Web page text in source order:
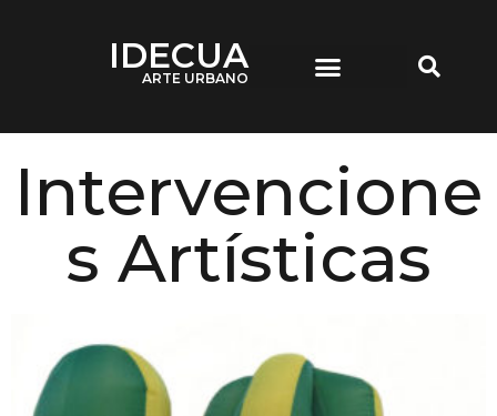
IDECUA
ARTE URBANO
Intervencione
s Artísticas